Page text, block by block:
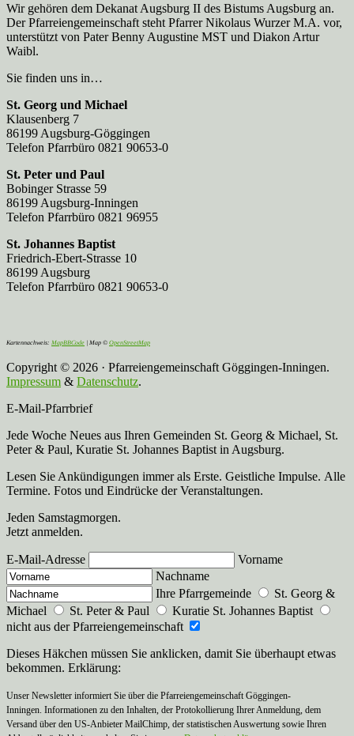
Wir gehören dem Dekanat Augsburg II des Bistums Augsburg an.
Der Pfarreien­gemeinschaft steht Pfarrer Nikolaus Wurzer M.A. vor,
unterstützt von Pater Benny Augustine MST und Diakon Artur
Waibl.
Sie finden uns in…
St. Georg und Michael
Klausenberg 7
86199 Augsburg-Göggingen
Telefon Pfarrbüro 0821 90653-0
St. Peter und Paul
Bobinger Strasse 59
86199 Augsburg-Inningen
Telefon Pfarrbüro 0821 96955
St. Johannes Baptist
Friedrich-Ebert-Strasse 10
86199 Augsburg
Telefon Pfarrbüro 0821 90653-0
Kartennachweis: MapBBCode | Map © OpenStreetMap
Copyright © 2026 · Pfarreiengemeinschaft Göggingen-Inningen.
Impressum & Datenschutz.
E-Mail-Pfarrbrief
Jede Woche Neues aus Ihren Gemeinden St. Georg & Michael, St.
Peter & Paul, Kuratie St. Johannes Baptist in Augsburg.
Lesen Sie Ankündigungen immer als Erste. Geistliche Impulse. Alle
Termine. Fotos und Eindrücke der Veranstaltungen.
Jeden Samstagmorgen.
Jetzt anmelden.
E-Mail-Adresse
Vorname
Nachname
Ihre Pfarrgemeinde
St. Georg &
Michael
St. Peter & Paul
Kuratie St. Johannes Baptist
nicht aus der Pfarreiengemeinschaft
Dieses Häkchen müssen Sie anklicken, damit Sie überhaupt etwas
bekommen. Erklärung:
Unser Newsletter informiert Sie über die Pfarreiengemeinschaft Göggingen-
Inningen. Informationen zu den Inhalten, der Protokollierung Ihrer Anmeldung, dem
Versand über den US-Anbieter MailChimp, der statistischen Auswertung sowie Ihren